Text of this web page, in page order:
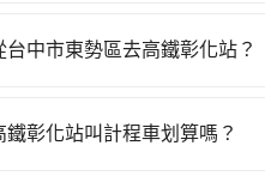
06:25到22:49，過了末班
再用5分鐘出站。全程加上
中市東勢區去高鐵彰化站？
路邊可隨租隨借的iRent應
彰化站叫計程車划算嗎？